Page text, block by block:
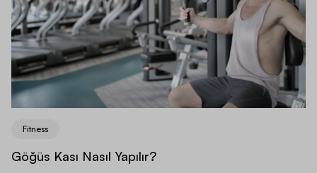
Fitness
Göğüs Kası Nasıl Yapılır?